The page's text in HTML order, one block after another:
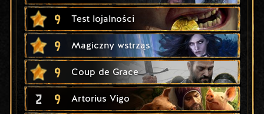
9 Test lojalności
9 Magiczny wstrząs
9 Coup de Grace
2 9 Artorius Vigo